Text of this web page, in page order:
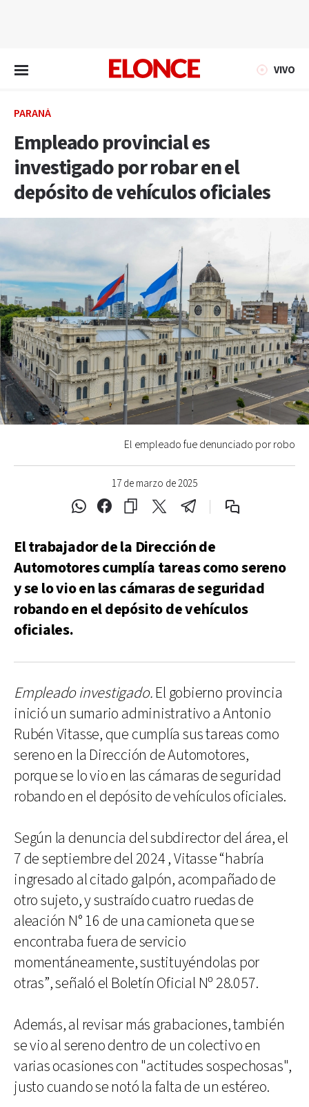
VIVO
PARANÁ
Empleado provincial es
investigado por robar en el
depósito de vehículos oficiales
17 de marzo de 2025
El empleado fue denunciado por robo
El trabajador de la Dirección de
Automotores cumplía tareas como sereno
y se lo vio en las cámaras de seguridad
robando en el depósito de vehículos
oficiales.
Empleado investigado.El gobierno provincia
inició un sumario administrativo a Antonio
Rubén Vitasse, que cumplía sus tareas como
sereno en la Dirección de Automotores,
porque se lo vio en las cámaras de seguridad
robando en el depósito de vehículos oficiales.
Según la denuncia del subdirector del área, el
7 de septiembre del 2024 , Vitasse “habría
ingresado al citado galpón, acompañado de
otro sujeto, y sustraído cuatro ruedas de
aleación N° 16 de una camioneta que se
encontraba fuera de servicio
momentáneamente, sustituyéndolas por
otras”, señaló el Boletín Oficial Nº 28.057.
Además, al revisar más grabaciones, también
se vio al sereno dentro de un colectivo en
varias ocasiones con "actitudes sospechosas",
justo cuando se notó la falta de un estéreo.